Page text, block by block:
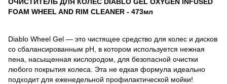
FOAM WHEEL AND RIM CLEANER - 473мл
Diablo Wheel Gel — это чистящее средство для колес и дисков
со сбалансированным pH, в котором используется нежная
пена, насыщенная кислородом, для безопасной очистки
любого покрытия колеса. Эта не едкая формула идеально
подходит для еженедельной профилактической мойки!